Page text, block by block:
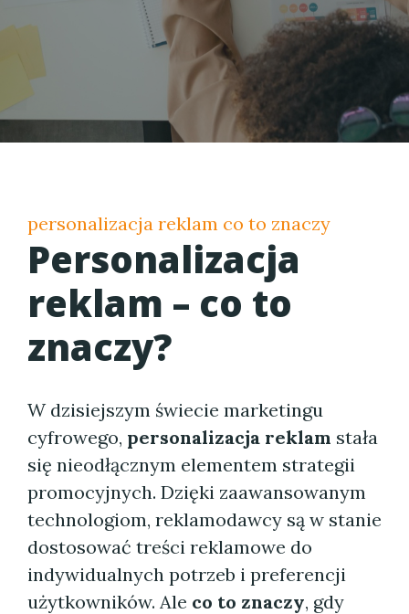
personalizacja reklam co to znaczy
Personalizacja
reklam – co to
znaczy?
W dzisiejszym świecie marketingu
cyfrowego, personalizacja reklam stała
się nieodłącznym elementem strategii
promocyjnych. Dzięki zaawansowanym
technologiom, reklamodawcy są w stanie
dostosować treści reklamowe do
indywidualnych potrzeb i preferencji
użytkowników. Ale co to znaczy, gdy